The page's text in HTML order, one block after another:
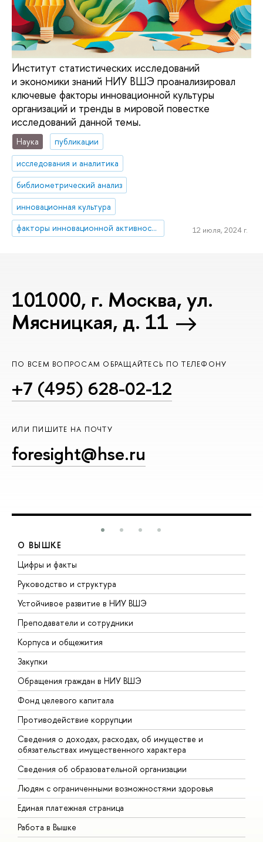
Институт статистических исследований
и экономики знаний НИУ ВШЭ проанализировал
ключевые факторы инновационной культуры
организаций и тренды в мировой повестке
исследований данной темы.
Наука
публикации
исследования и аналитика
библиометрический анализ
инновационная культура
факторы инновационной активности
12 июля, 2024 г.
101000, г. Москва, ул.
Мясницкая, д. 11
ПО ВСЕМ ВОПРОСАМ ОБРАЩАЙТЕСЬ ПО ТЕЛЕФОНУ
+7 (495) 628-02-12
ИЛИ ПИШИТЕ НА ПОЧТУ
foresight@hse.ru
О ВЫШКЕ
Цифры и факты
Руководство и структура
Устойчивое развитие в НИУ ВШЭ
Преподаватели и сотрудники
Корпуса и общежития
Закупки
Обращения граждан в НИУ ВШЭ
Фонд целевого капитала
Противодействие коррупции
Сведения о доходах, расходах, об имуществе и
обязательствах имущественного характера
Сведения об образовательной организации
Людям с ограниченными возможностями здоровья
Единая платежная страница
Работа в Вышке